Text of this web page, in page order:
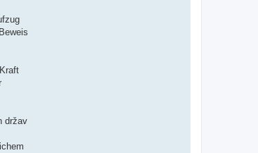
držav